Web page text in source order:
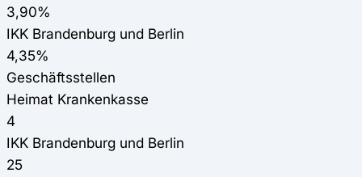
3,90%
IKK Brandenburg und Berlin
4,35%
Geschäftsstellen
Heimat Krankenkasse
4
IKK Brandenburg und Berlin
25